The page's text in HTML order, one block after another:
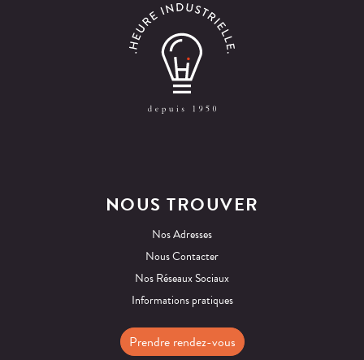
NOUS TROUVER
Nos Adresses
Nous Contacter
Nos Réseaux Sociaux
Informations pratiques
Prendre rendez-vous